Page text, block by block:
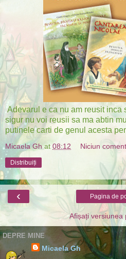
Adevarul e ca nu am reusit inca
sigur nu voi reusii sa ma abtin
putinele carti de genul acesta
Micaela Gh at 08:12 Niciun
Distribuiți
‹ Pagina de
Afișați versiunea
DEPRE MINE
Micaela Gh